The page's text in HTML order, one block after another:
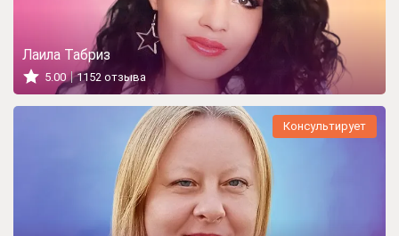
Лаила Табриз
5.00 1152 отзыва
Консультирует